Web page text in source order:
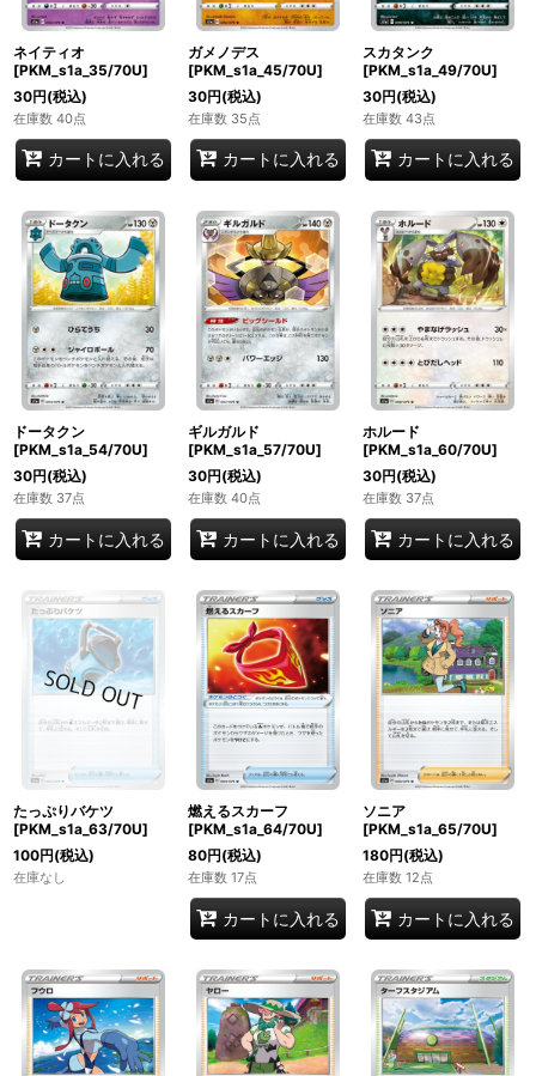
ネイティオ
[PKM_s1a_35/70U]
30円(税込)
在庫数 40点
カートに入れる
ガメノデス
[PKM_s1a_45/70U]
30円(税込)
在庫数 35点
カートに入れる
スカタンク
[PKM_s1a_49/70U]
30円(税込)
在庫数 43点
カートに入れる
ドータクン
[PKM_s1a_54/70U]
30円(税込)
在庫数 37点
カートに入れる
ギルガルド
[PKM_s1a_57/70U]
30円(税込)
在庫数 40点
カートに入れる
ホルード
[PKM_s1a_60/70U]
30円(税込)
在庫数 37点
カートに入れる
たっぷりバケツ
[PKM_s1a_63/70U]
100円(税込)
在庫なし
燃えるスカーフ
[PKM_s1a_64/70U]
80円(税込)
在庫数 17点
カートに入れる
ソニア
[PKM_s1a_65/70U]
180円(税込)
在庫数 12点
カートに入れる